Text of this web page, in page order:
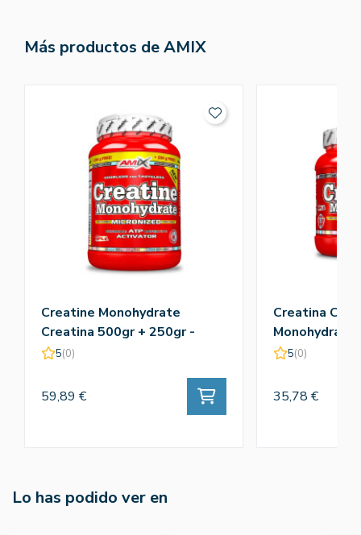
Más productos de AMIX
Creatine Monohydrate
Creatina 500gr + 250gr -
Amix
5(0)
59,89 €
Creatina
Monohydrate
5(0)
35,78 €
Lo has podido ver en